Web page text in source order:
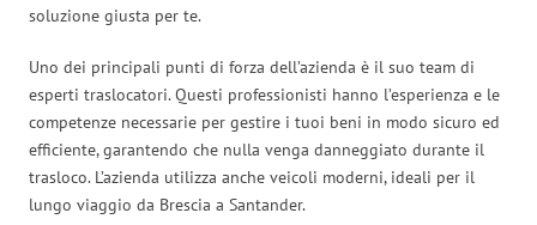
soluzione giusta per te.
Uno dei principali punti di forza dell’azienda è il suo team di
esperti traslocatori. Questi professionisti hanno l’esperienza e le
competenze necessarie per gestire i tuoi beni in modo sicuro ed
efficiente, garantendo che nulla venga danneggiato durante il
trasloco. L’azienda utilizza anche veicoli moderni, ideali per il
lungo viaggio da Brescia a Santander.